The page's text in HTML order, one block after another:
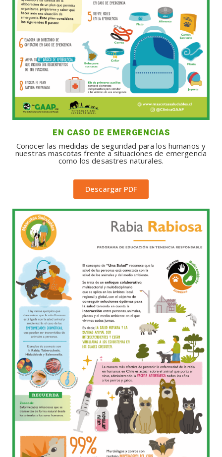
EN CASO DE EMERGENCIAS
Conocer las medidas de seguridad para los humanos y
nuestras mascotas frente a situaciones de emergencia
como los desastres naturales.
Descargar PDF